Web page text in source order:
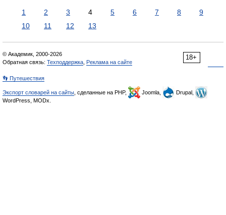
1 2 3 4 5 6 7 8
9
10
11 12 13
18+
© Академик, 2000-2026
Обратная связь: Техподдержка Реклама на сайте
👣 Путешествия
Экспорт словарей на сайты , сделанные на PHP, Joomla,
Drupal,
WordPress, MODx.